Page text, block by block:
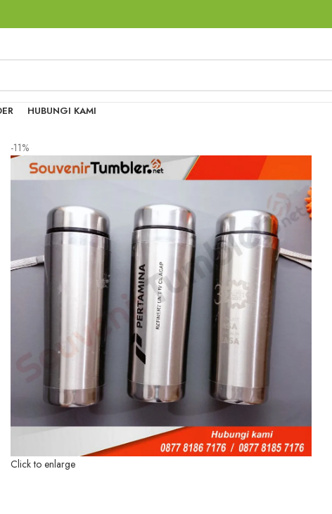
HUBUNGI KAMI
-11%
Click to enlarge